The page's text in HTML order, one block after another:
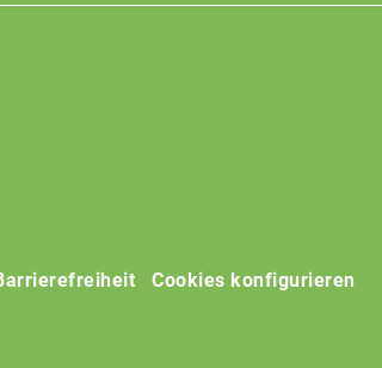
Cookies konfigurieren